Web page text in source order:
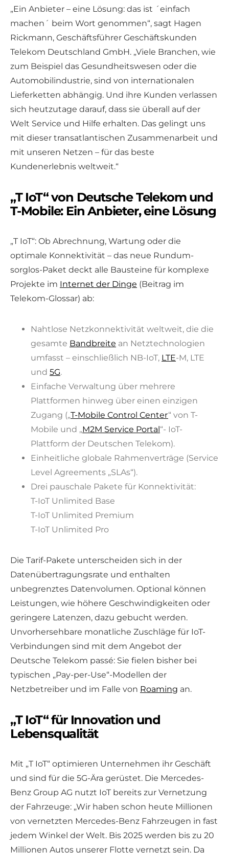
„Ein Anbieter – eine Lösung: das ist ´einfach
machen´ beim Wort genommen“, sagt Hagen
Rickmann, Geschäftsführer Geschäftskunden
Telekom Deutschland GmbH. „Viele Branchen, wie
zum Beispiel das Gesundheitswesen oder die
Automobilindustrie, sind von internationalen
Lieferketten abhängig. Und ihre Kunden verlassen
sich heutzutage darauf, dass sie überall auf der
Welt Service und Hilfe erhalten. Das gelingt uns
mit dieser transatlantischen Zusammenarbeit und
mit unseren Netzen – für das beste
Kundenerlebnis weltweit.“
„T IoT“ von Deutsche Telekom und
T-Mobile: Ein Anbieter, eine Lösung
„T IoT“: Ob Abrechnung, Wartung oder die
optimale Konnektivität – das neue Rundum-
sorglos-Paket deckt alle Bausteine für komplexe
Projekte im Internet der Dinge (Beitrag im
Telekom-Glossar) ab:
Nahtlose Netzkonnektivität weltweit, die die
gesamte Bandbreite an Netztechnologien
umfasst – einschließlich NB-IoT, LTE-M, LTE
und 5G.
Einfache Verwaltung über mehrere
Plattformen hinweg über einen einzigen
Zugang („T-Mobile Control Center“ von T-
Mobile und „M2M Service Portal“- IoT-
Plattform der Deutschen Telekom).
Einheitliche globale Rahmenverträge (Service
Level Agreements „SLAs“).
Drei pauschale Pakete für Konnektivität:
T-IoT Unlimited Base
T-IoT Unlimited Premium
T-IoT Unlimited Pro
Die Tarif-Pakete unterscheiden sich in der
Datenübertragungsrate und enthalten
unbegrenztes Datenvolumen. Optional können
Leistungen, wie höhere Geschwindigkeiten oder
geringere Latenzen, dazu gebucht werden.
Unvorhersehbare monatliche Zuschläge für IoT-
Verbindungen sind mit dem Angebot der
Deutsche Telekom passé: Sie fielen bisher bei
typischen „Pay-per-Use“-Modellen der
Netzbetreiber und im Falle von Roaming an.
„T IoT“ für Innovation und
Lebensqualität
Mit „T IoT“ optimieren Unternehmen ihr Geschäft
und sind für die 5G-Ära gerüstet. Die Mercedes-
Benz Group AG nutzt IoT bereits zur Vernetzung
der Fahrzeuge: „Wir haben schon heute Millionen
von vernetzten Mercedes-Benz Fahrzeugen in fast
jedem Winkel der Welt. Bis 2025 werden bis zu 20
Millionen Autos unserer Flotte vernetzt sein. Da